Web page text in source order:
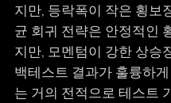
지만, 등락폭이 작은 횡보
균 회귀 전략은 안정적인
지만, 모멘텀이 강한 상승
백테스트 결과가 훌륭하
는 거의 전적으로 테스트